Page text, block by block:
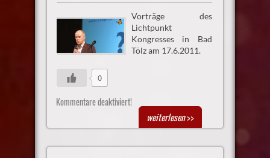
Vorträge des
Lichtpunkt
Kongresses in Bad
Tölz am 17.6.2011.
0
Kommentare deaktiviert!
weiterlesen>>